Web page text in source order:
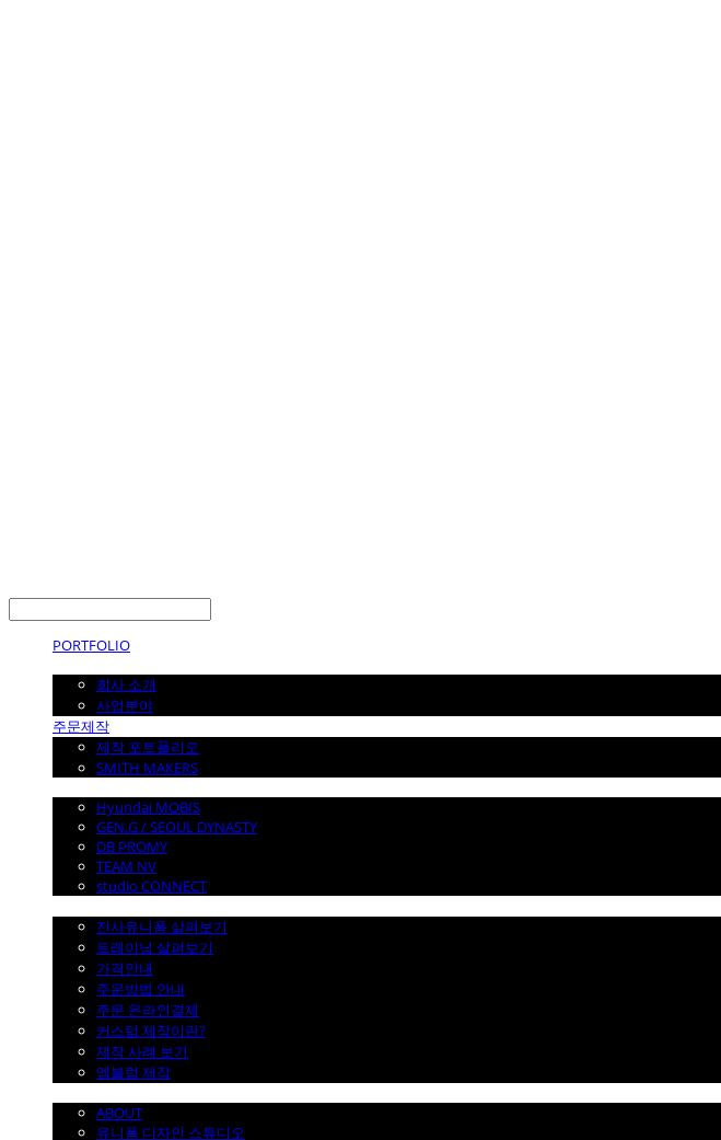
PORTFOLIO
회사 소개
사업분야
주문제작
제작 포트폴리오
SMITH MAKERS
Hyundai MOBIS
GEN.G / SEOUL DYNASTY
DB PROMY
TEAM NV
studio CONNECT
전사유니폼 살펴보기
트레이닝 살펴보기
가격안내
주문방법 안내
주문 온라인결제
커스텀 제작이란?
제작 사례 보기
엠블럼 제작
ABOUT
유니폼 디자인 스튜디오